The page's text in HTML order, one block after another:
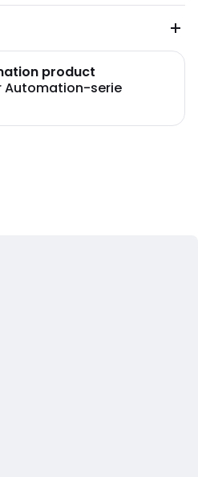
product
Automation-serie